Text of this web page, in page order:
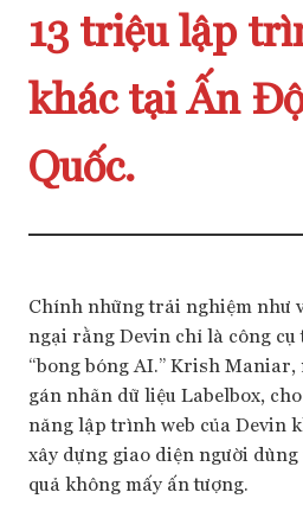
13 triệu lập
khác tại Ấn
Quốc.
Chính những trải nghiệm như
ngại rằng Devin chỉ là công
“bong bóng AI.” Krish Maniar,
gán nhãn dữ liệu Labelbox,
năng lập trình web của Devin
xây dựng giao diện người
quả không mấy ấn tượng.